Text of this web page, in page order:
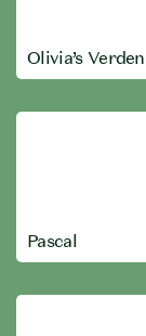
Olivia’s Verden
Pascal